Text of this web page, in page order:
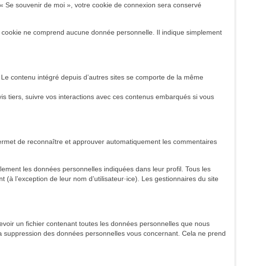
Se souvenir de moi », votre cookie de connexion sera conservé
ne comprend aucune donnée personnelle. Il indique simplement
contenu intégré depuis d’autres sites se comporte de la même
tiers, suivre vos interactions avec ces contenus embarqués si vous
de reconnaître et approuver automatiquement les commentaires
les données personnelles indiquées dans leur profil. Tous les
l’exception de leur nom d’utilisateur·ice). Les gestionnaires du site
un fichier contenant toutes les données personnelles que nous
des données personnelles vous concernant. Cela ne prend